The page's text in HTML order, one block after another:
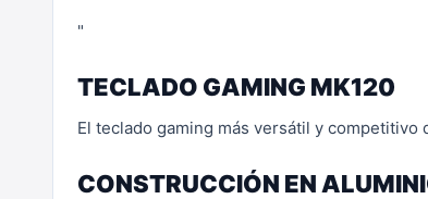
"
TECLADO GAMING MK120
El teclado gaming más versátil y
CONSTRUCCIÓN EN